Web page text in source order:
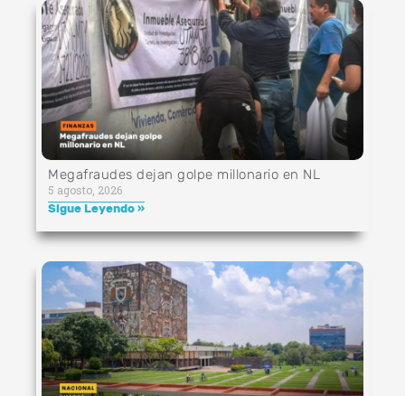
Megafraudes dejan golpe millonario en NL
5 agosto, 2026
Sigue Leyendo »